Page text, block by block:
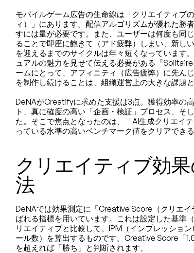
モバイルゲーム広告の生命線は「クリエイティブ
ィ）」にあります。配信アルゴリズムが優れた勝
すには量が必要です。また、ユーザーは何度も同
ることで即座に飽きて（アド疲弊）しまい、新し
を迎えるまでのサイクルは年々短くなっています
ュアルの魅力を見せて伝える必要がある『
ームにとって、アフィニティ（広告疲弊）に先ん
を制作し続けることは、組織運営上の大きな課題
DeNAがCreatifyに求めた支援は3点。獲得効率の
ト、真に確度の高い「企画・検証」プロセス、そ
た。そこで焦点となったのは、「AI生成クリエイ
っている水準の高いベンチマーク値をクリアでき
クリエイティブ効
法
DeNAでは効果測定に「Creative Score（クリエ
ばれる指標を用いています。これは設定した基準
リエイティブと比較して、IPM（インプレッショ
ール数）を算出するものです。Creative Score「
を超えれば「勝ち」と判断されます。